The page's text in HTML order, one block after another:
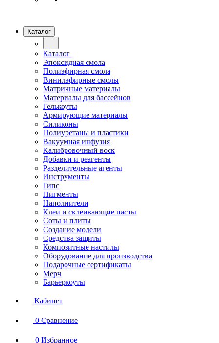
Каталог
Каталог
Эпоксидная смола
Полиэфирная смола
Винилэфирные смолы
Матричные материалы
Материалы для бассейнов
Гелькоуты
Армирующие материалы
Силиконы
Полиуретаны и пластики
Вакуумная инфузия
Калибровочный воск
Добавки и реагенты
Разделительные агенты
Инструменты
Гипс
Пигменты
Наполнители
Клеи и склеивающие пасты
Соты и плиты
Создание модели
Средства защиты
Композитные настилы
Оборудование для производства
Подарочные сертификаты
Мерч
Барьеркоуты
Кабинет
0 Сравнение
0 Избранное